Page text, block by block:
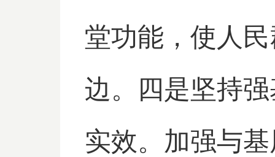
堂功能，使人
边。四是坚持
实效。加强与